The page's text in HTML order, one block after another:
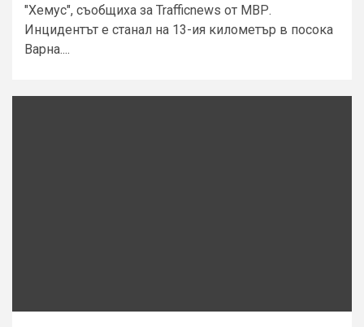
"Хемус", съобщиха за Trafficnews от МВР.
Инцидентът е станал на 13-ия километър в посока
Варна....